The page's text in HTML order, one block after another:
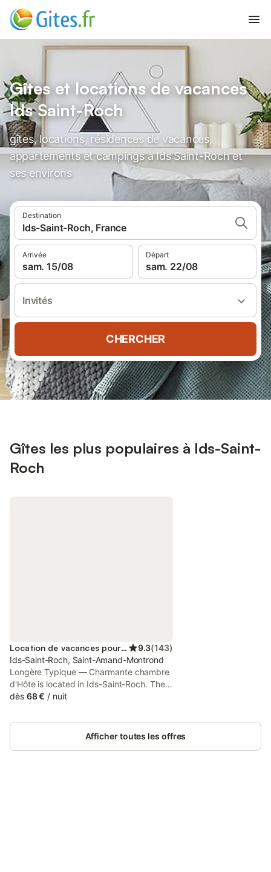
Gîtes et locations de vacances
Ids Saint-Roch
gîtes, locations, résidences de vacances,
appartements et campings à Ids Saint-Roch et
ses environs
Destination
Ids-Saint-Roch, France
Arrivée
sam. 15/08
Départ
sam. 22/08
Invités
CHERCHER
Gîtes les plus populaires à Ids-Saint-
Roch
Location de vacances pour 3 personnes 9.3(143)
Ids-Saint-Roch, Saint-Amand-Montrond
Longère Typique — Charmante chambre
d'Hôte is located in Ids-Saint-Roch. There
is an on-site restaurant, plus free private
bed and breakfast offers bed linen,
towels and housekeeping service.
dès 68 € / nuit
Afficher toutes les offres